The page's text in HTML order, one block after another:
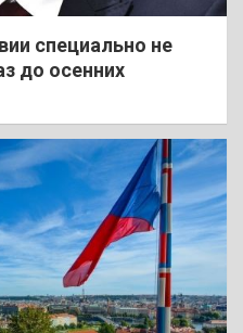
специально не
до осенних